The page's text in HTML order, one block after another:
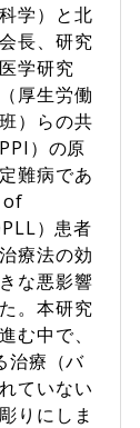
学）と北
長、研究
学研究
厚生労働
）らの共
）の原
難病であ
of
）患者
療法の効
な悪影響
。本研究
む中で、
治療（バ
ていない
りにしま